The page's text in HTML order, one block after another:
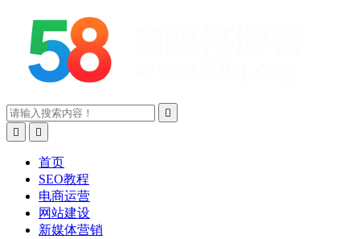



首页
SEO教程
电商运营
网站建设
新媒体营销